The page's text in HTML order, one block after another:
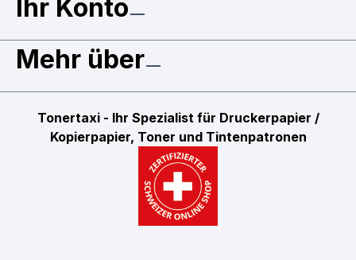
Ihr Konto
Mehr über
Tonertaxi - Ihr Spezialist für Druckerpapier /
Kopierpapier, Toner und Tintenpatronen